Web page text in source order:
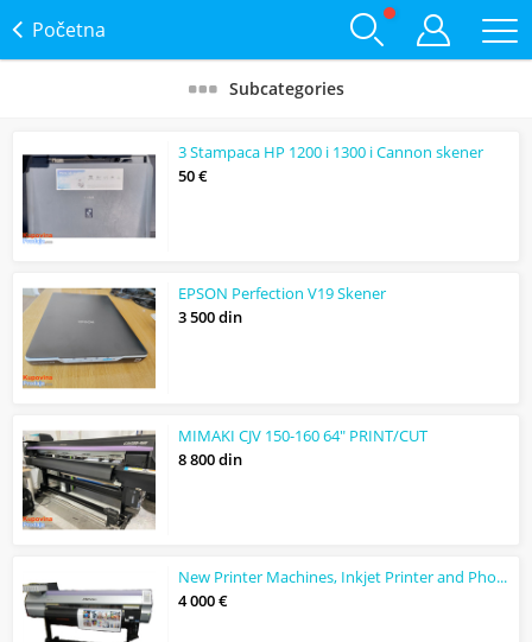
Početna
Subcategories
3 Stampaca HP 1200 i 1300 i Cannon skener
50 €
EPSON Perfection V19 Skener
3 500 din
MIMAKI CJV 150-160 64" PRINT/CUT
8 800 din
New Printer Machines, Inkjet Printer and Photo Printer Laser
4 000 €